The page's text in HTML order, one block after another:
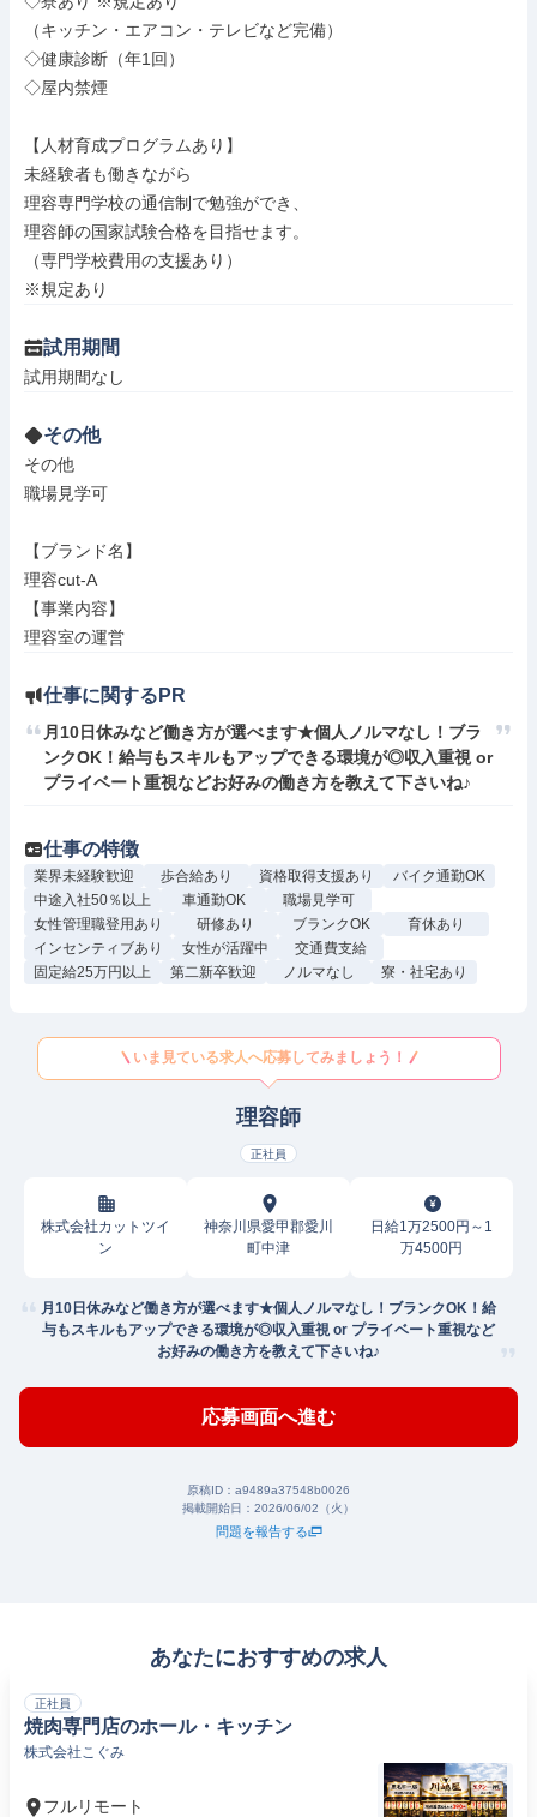
（キッチン・エアコン・テレビなど完備）
◇健康診断（年1回）
◇屋内禁煙
【人材育成プログラムあり】
未経験者も働きながら
理容専門学校の通信制で勉強ができ、
理容師の国家試験合格を目指せます。
（専門学校費用の支援あり）
※規定あり
試用期間
試用期間なし
その他
その他
職場見学可
【ブランド名】
理容cut-A
【事業内容】
理容室の運営
仕事に関するPR
月10日休みなど働き方が選べます★個人ノルマなし！ブラ
ンクOK！給与もスキルもアップできる環境が◎収入重視 or
プライベート重視などお好みの働き方を教えて下さいね♪
仕事の特徴
業界未経験歓迎 歩合給あり 資格取得支援あり
バイク通勤OK
中途入社50％以上
車通勤OK
職場見学可
女性管理職登用あり
研修あり ブランクOK
育休あり
インセンティブあり
女性が活躍中
交通費支給
固定給25万円以上
第二新卒歓迎 ノルマなし 寮・社宅あり
いま見ている求人へ応募してみましょう！
理容師
正社員
株式会社カットツイ
ン
神奈川県愛甲郡愛川
町中津
日給1万2500円～1
万4500円
月10日休みなど働き方が選べます★個人ノルマなし！ブランクOK！給
与もスキルもアップできる環境が◎収入重視 or プライベート重視など
お好みの働き方を教えて下さいね♪
応募画面へ進む
原稿ID： a9489a37548b0026
掲載開始日： 2026/06/02（火）
問題を報告する
あなたにおすすめの求人
正社員
焼肉専門店のホール・キッチン
株式会社こぐみ
フルリモート